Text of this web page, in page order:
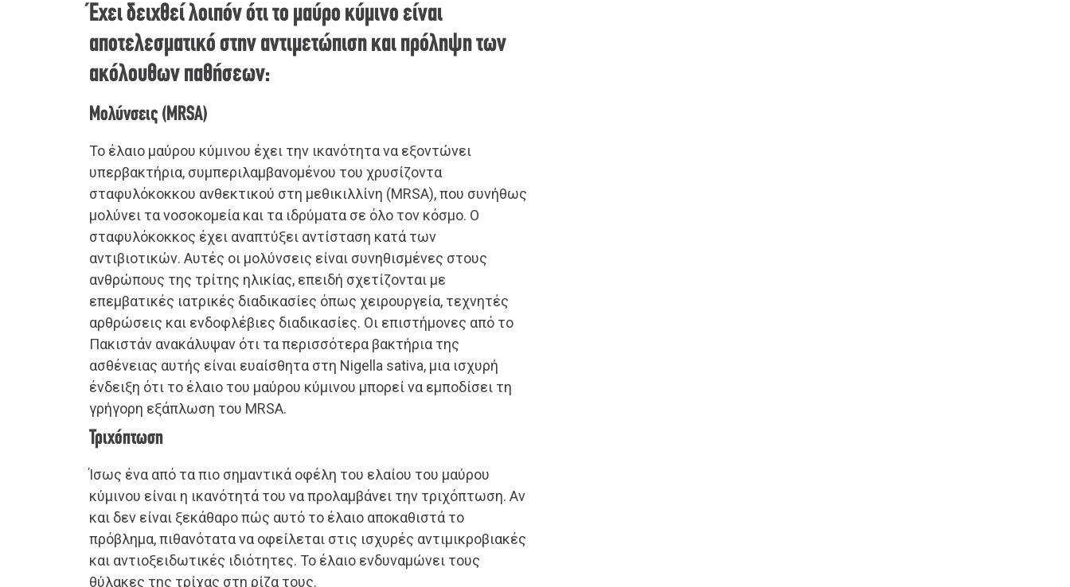
Έχει δειχθεί λοιπόν ότι το μαύρο κύμινο είναι
αποτελεσματικό στην αντιμετώπιση και πρόληψη των
ακόλουθων παθήσεων:
Μολύνσεις (MRSA)
Το έλαιο μαύρου κύμινου έχει την ικανότητα να εξοντώνει
υπερβακτήρια, συμπεριλαμβανομένου του χρυσίζοντα
σταφυλόκοκκου ανθεκτικού στη μεθικιλλίνη (MRSA), που συνήθως
μολύνει τα νοσοκομεία και τα ιδρύματα σε όλο τον κόσμο. Ο
σταφυλόκοκκος έχει αναπτύξει αντίσταση κατά των
αντιβιοτικών. Αυτές οι μολύνσεις είναι συνηθισμένες στους
ανθρώπους της τρίτης ηλικίας, επειδή σχετίζονται με
επεμβατικές ιατρικές διαδικασίες όπως χειρουργεία, τεχνητές
αρθρώσεις και ενδοφλέβιες διαδικασίες. Οι επιστήμονες από το
Πακιστάν ανακάλυψαν ότι τα περισσότερα βακτήρια της
ασθένειας αυτής είναι ευαίσθητα στη Nigella sativa, μια ισχυρή
ένδειξη ότι το έλαιο του μαύρου κύμινου μπορεί να εμποδίσει τη
γρήγορη εξάπλωση του MRSA.
Τριχόπτωση
Ίσως ένα από τα πιο σημαντικά οφέλη του ελαίου του μαύρου
κύμινου είναι η ικανότητά του να προλαμβάνει την τριχόπτωση. Αν
και δεν είναι ξεκάθαρο πώς αυτό το έλαιο αποκαθιστά το
πρόβλημα, πιθανότατα να οφείλεται στις ισχυρές αντιμικροβιακές
και αντιοξειδωτικές ιδιότητες. Το έλαιο ενδυναμώνει τους
θύλακες της τρίχας στη ρίζα τους.